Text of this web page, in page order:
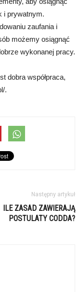
i prywatnym.
zaufania i
możemy osiągnąć
wykonanej pracy.
dobra współpraca,
.
Następny artykuł
ILE ZASAD ZAWIERAJĄ
POSTULATY CODDA?